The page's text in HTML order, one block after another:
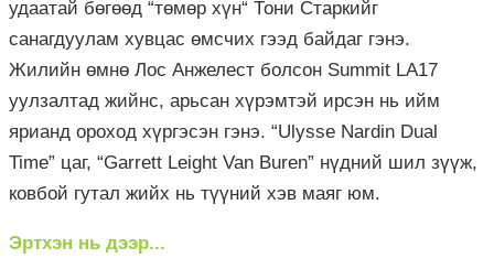
удаатай бөгөөд “төмөр хүн“ Тони Старкийг
санагдуулам хувцас өмсчих гээд байдаг гэнэ.
Жилийн өмнө Лос Анжелест болсон Summit LA17
уулзалтад жийнс, арьсан хүрэмтэй ирсэн нь ийм
ярианд ороход хүргэсэн гэнэ. “Ulysse Nardin Dual
Time” цаг, “Garrett Leight Van Buren” нүдний шил зүүж,
ковбой гутал жийх нь түүний хэв маяг юм.
Эртхэн нь дээр...